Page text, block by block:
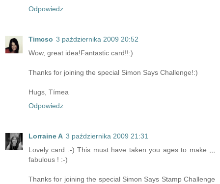
Odpowiedz
Timcso 3 października 2009 20:52
Wow, great idea!Fantastic card!!:)
Thanks for joining the special Simon Says Challenge!:)
Hugs, Tímea
Odpowiedz
Lorraine A 3 października 2009 21:31
Lovely card :-) This must have taken you ages to make ,,,
fabulous ! :-)
Thanks for joining the special Simon Says Stamp Challenge